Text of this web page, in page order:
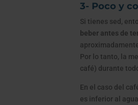
3- Poco y
Si tienes sed,
beber antes de
Por lo tanto, la
café) durante
En el caso del
es inferior al